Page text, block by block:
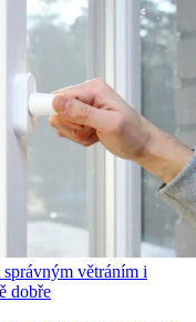
větráním i
dobře